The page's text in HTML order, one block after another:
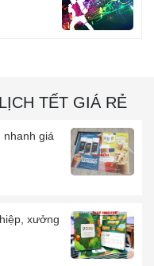
TẾT GIÁ RẺ
nhanh giá
xưởng